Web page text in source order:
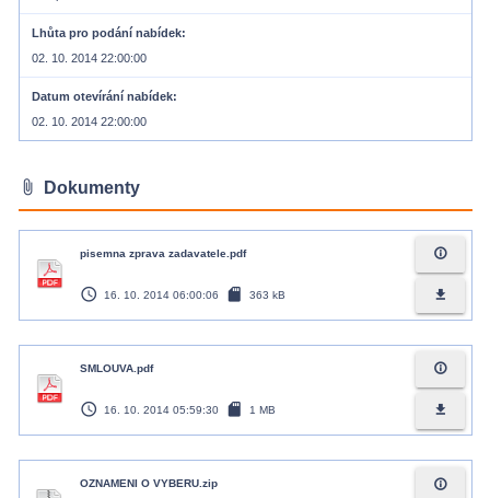
Lhůta pro podání nabídek
02. 10. 2014 22:00:00
Datum otevírání nabídek
02. 10. 2014 22:00:00
attach_file Dokumenty
pisemna zprava zadavatele.pdf
access_time 16. 10. 2014 06:00:06 sd_card 363 kB
info_outline
file_download
SMLOUVA.pdf
access_time 16. 10. 2014 05:59:30 sd_card 1 MB
info_outline
file_download
OZNAMENI O VYBERU.zip info_outline